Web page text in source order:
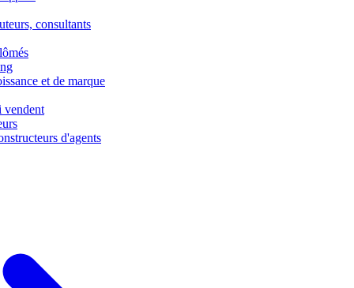
consultants
et de marque
vendent
d'agents